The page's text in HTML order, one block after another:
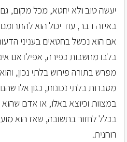
יעשה טוב ולא יחטא, מכל מקום,
באיזה דבר, עוד יכול הוא
אם הוא נכשל בחטאים בעניני
בלבו מחשבות כפירה, אפילו אם
מפרש בתורה פירוש בלתי נכון,
מסברות בלתי נכונות, כגון אלו
במצוות וכיוצא באלו, או אדם
בכלל לחזור בתשובה, שאז הוא
רוחנית.